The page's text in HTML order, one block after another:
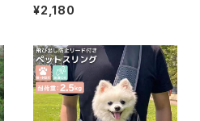
ンパース 犬 ペット 防寒 秋冬／
pets079
¥2,180